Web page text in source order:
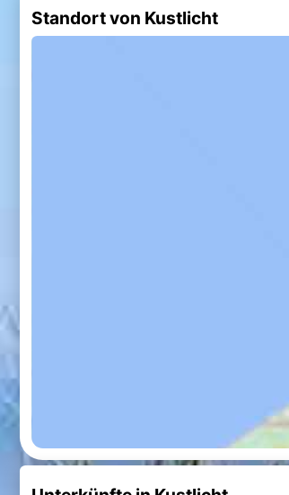
Standort von Kustlicht